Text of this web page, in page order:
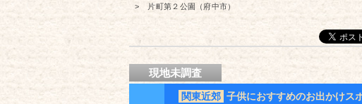
片町第２公園（府中市）
現地未調査
関東近郊 子供におすすめのお出かけス